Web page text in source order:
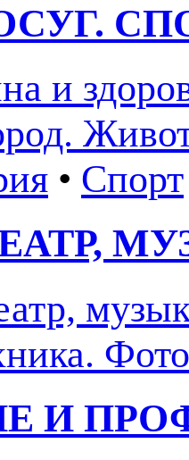
и
• Спорт
И